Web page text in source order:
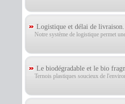
Logistique et délai de livraison.
Notre système de logistique permet
Le biodégradable et le bio
Ternois plastiques soucieux de